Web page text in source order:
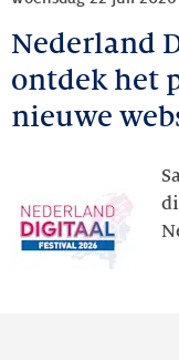
Nederland
ontdek het
nieuwe
Nederland
Festival:
ontdek